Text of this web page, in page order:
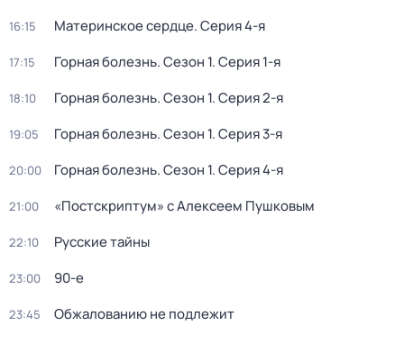
16:15 Материнское сердце. Серия 4-я
17:15 Горная болезнь. Сезон 1. Серия 1-я
18:10 Горная болезнь. Сезон 1. Серия 2-я
19:05 Горная болезнь. Сезон 1. Серия 3-я
20:00 Горная болезнь. Сезон 1. Серия 4-я
21:00 «Постскриптум» с Алексеем Пушковым
22:10 Русские тайны
23:00 90-е
23:45 Обжалованию не подлежит